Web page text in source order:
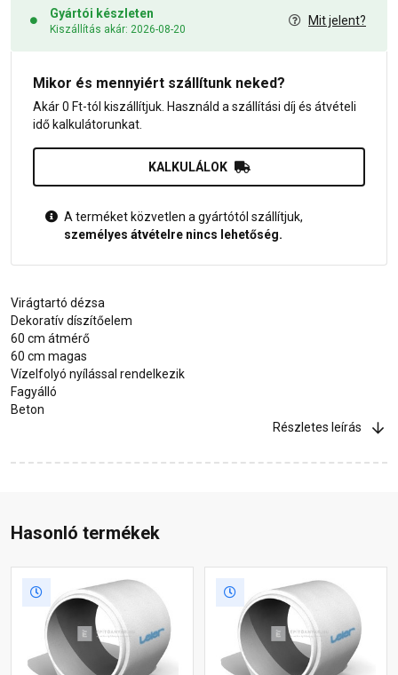
Gyártói készleten
Kiszállítás akár: 2026-08-20
Mit jelent?
Mikor és mennyiért szállítunk neked?
Akár 0 Ft-tól kiszállítjuk. Használd a szállítási díj és átvételi
idő kalkulátorunkat.
KALKULÁLOK
A terméket közvetlen a gyártótól szállítjuk,
személyes átvételre nincs lehetőség.
Virágtartó dézsa
Dekoratív díszítőelem
60 cm átmérő
60 cm magas
Vízelfolyó nyílással rendelkezik
Fagyálló
Beton
Részletes leírás
Hasonló termékek